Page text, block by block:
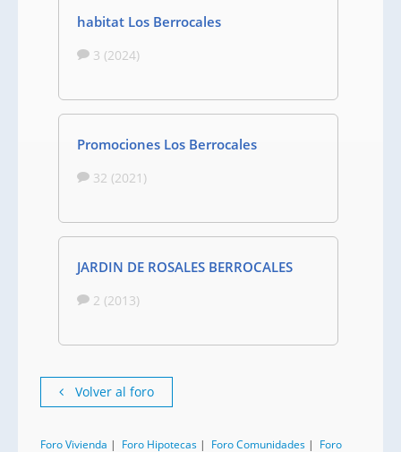
habitat Los Berrocales
3 (2024)
Promociones Los Berrocales
32 (2021)
JARDIN DE ROSALES BERROCALES
2 (2013)
Volver al foro
Foro Vivienda | Foro Hipotecas | Foro Comunidades | Foro